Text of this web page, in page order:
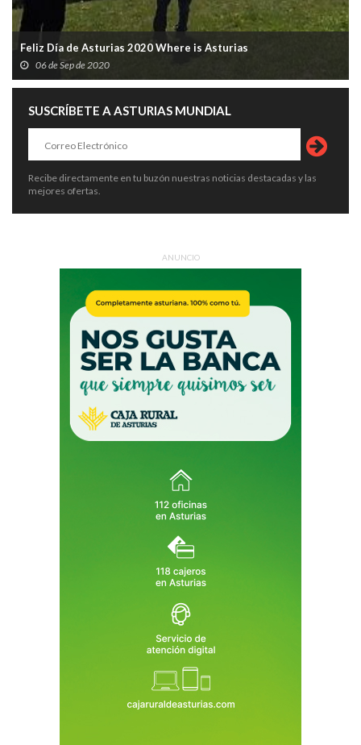
Feliz Día de Asturias 2020 Where is Asturias
06 de Sep de 2020
SUSCRÍBETE A ASTURIAS MUNDIAL
Recibe directamente en tu buzón nuestras noticias destacadas y las
mejores ofertas.
ANUNCIO